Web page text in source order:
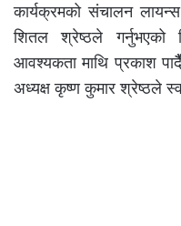
कार्यक्रमको संचालन
शितल श्रेष्ठले गर्नुभएको
आवश्यकता माथि प्रकाश
अध्यक्ष कृष्ण कुमार श्रेष्ठले